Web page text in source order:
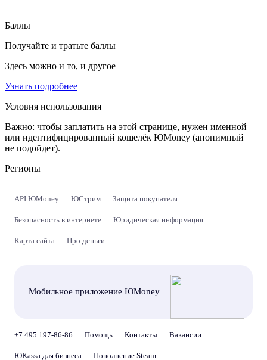
Баллы
Получайте и тратьте баллы
Здесь можно и то, и другое
Узнать подробнее
Условия использования
Важно: чтобы заплатить на этой странице, нужен именной
или идентифицированный кошелёк ЮMoney (анонимный
не подойдет).
Регионы
API ЮMoney ЮСтрим Защита покупателя
Безопасность в интернете Юридическая информация
Карта сайта Про деньги
Мобильное приложение ЮMoney
+7 495 197-86-86 Помощь Контакты Вакансии
ЮKassa для бизнеса Пополнение Steam